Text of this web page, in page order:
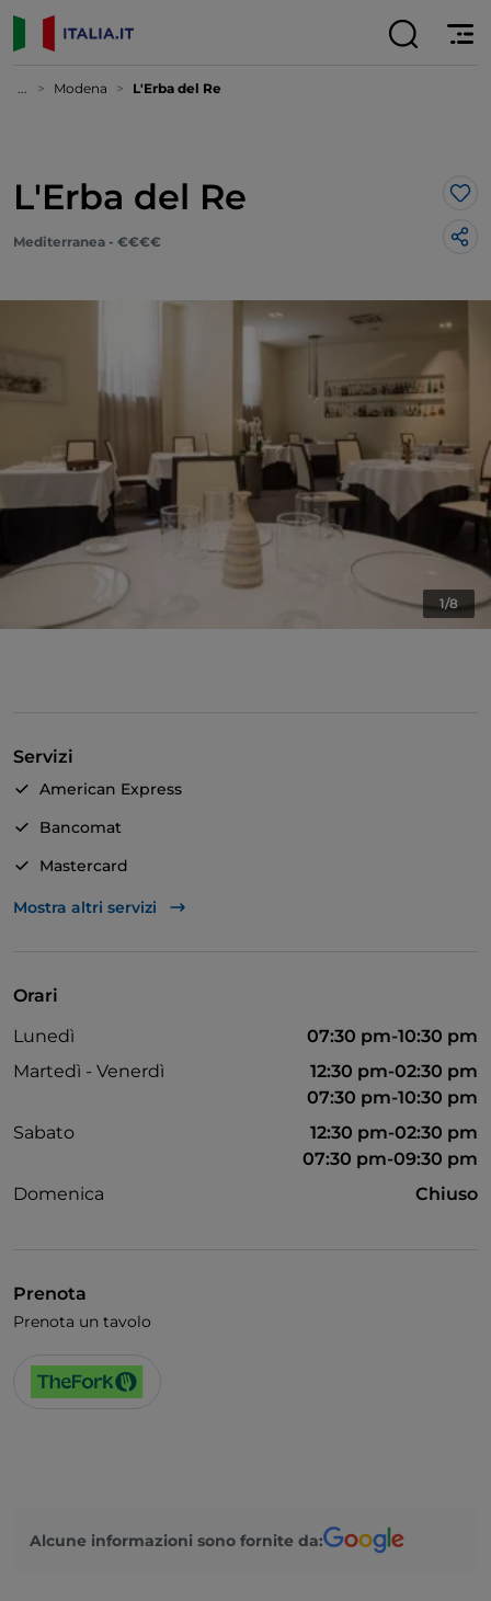
... Modena L'Erba del Re
L'Erba del Re
Mediterranea - €€€€
1/8
Servizi
American Express
Bancomat
Mastercard
TheFork PAY
Mostra altri servizi
Orari
Lunedì
07:30 pm-10:30 pm
Martedì - Venerdì
12:30 pm-02:30 pm
07:30 pm-10:30 pm
Sabato
12:30 pm-02:30 pm
07:30 pm-09:30 pm
Domenica
Chiuso
Prenota
Prenota un tavolo
Alcune informazioni sono fornite da: